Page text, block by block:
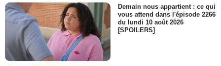
Demain nous appartient : ce qui
vous attend dans l'épisode 2266
du lundi 10 août 2026
[SPOILERS]